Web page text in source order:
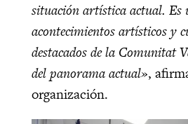
situación artística actual. Es
acontecimientos artísticos y
destacados de la Comunitat
del panorama actual»,
organización.